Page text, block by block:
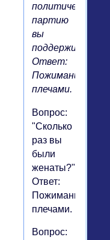
политическую
партию
вы
Ответ:
Пожимание
плечами.
Вопрос:
"Сколько
раз вы
были
женаты?"
Ответ:
Пожимание
плечами.
Вопрос: